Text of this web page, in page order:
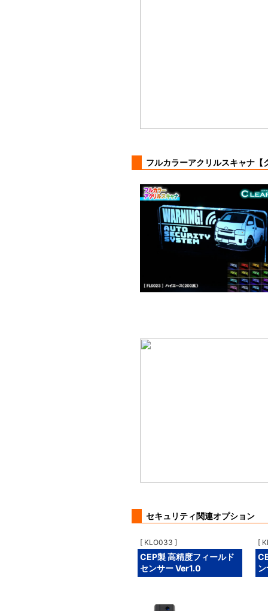
フルカラーアクリルスキャナ【
セキュリティ関連オプション
[ KLO033 ]
CEP製 高精度フィールド
センサー Ver1.0
[